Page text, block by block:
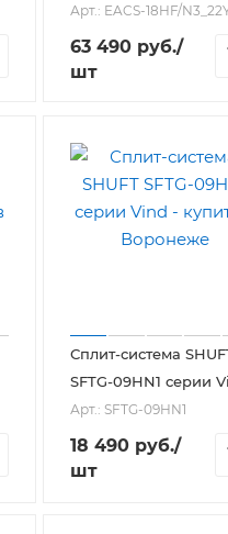
Арт.: EACS-18HF/
63 490 руб./
шт
Сплит-система
SFTG-09HN1 серии
Арт.: SFTG-09HN1
18 490 руб./
шт